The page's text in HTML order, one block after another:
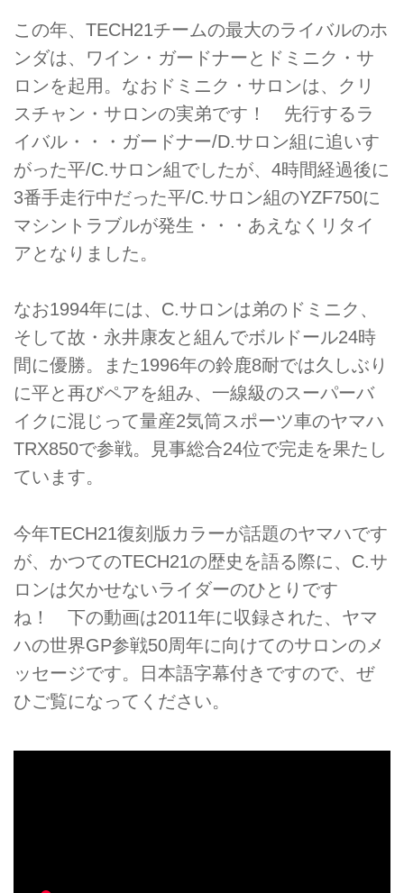
この年、TECH21チームの最大のライバルのホ
ンダは、ワイン・ガードナーとドミニク・サ
ロンを起用。なおドミニク・サロンは、クリ
スチャン・サロンの実弟です！ 先行するラ
イバル・・・ガードナー/D.サロン組に追いす
がった平/C.サロン組でしたが、4時間経過後に
3番手走行中だった平/C.サロン組のYZF750に
マシントラブルが発生・・・あえなくリタイ
アとなりました。
なお1994年には、C.サロンは弟のドミニク、
そして故・永井康友と組んでボルドール24時
間に優勝。また1996年の鈴鹿8耐では久しぶり
に平と再びペアを組み、一線級のスーパーバ
イクに混じって量産2気筒スポーツ車のヤマハ
TRX850で参戦。見事総合24位で完走を果たし
ています。
今年TECH21復刻版カラーが話題のヤマハです
が、かつてのTECH21の歴史を語る際に、C.サ
ロンは欠かせないライダーのひとりです
ね！ 下の動画は2011年に収録された、ヤマ
ハの世界GP参戦50周年に向けてのサロンのメ
ッセージです。日本語字幕付きですので、ぜ
ひご覧になってください。